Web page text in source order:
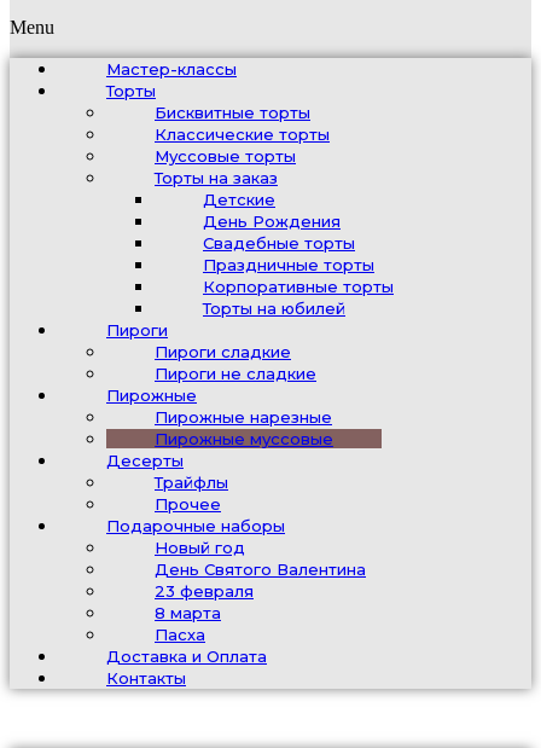
Menu
Мастер-классы
Торты
Бисквитные торты
Классические торты
Муссовые торты
Торты на заказ
Детские
День Рождения
Свадебные торты
Праздничные торты
Корпоративные торты
Торты на юбилей
Пироги
Пироги сладкие
Пироги не сладкие
Пирожные
Пирожные нарезные
Пирожные муссовые
Десерты
Трайфлы
Прочее
Подарочные наборы
Новый год
День Святого Валентина
23 февраля
8 марта
Пасха
Доставка и Оплата
Контакты